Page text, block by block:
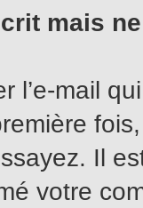
mais
l’e-mail
Il
votre